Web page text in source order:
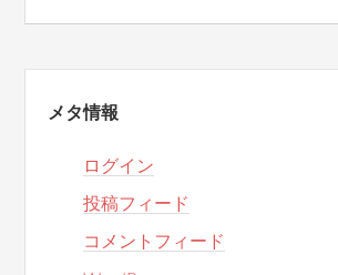
メタ情報
ログイン
投稿フィード
コメントフィード